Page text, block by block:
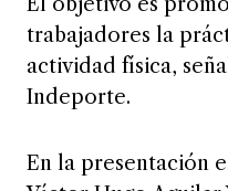
trabajadores la
actividad física,
Indeporte.
En la presentación